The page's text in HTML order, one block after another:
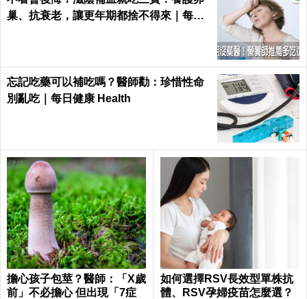
巢、抗衰老，讓更年期都捨不得來｜每日
忘記吃藥可以補吃嗎？醫師勸：珍惜性命
別亂吃｜每日健康 Health
擔心孩子包莖？醫師：「X歲
前」不必擔心 但出現「7症
如何選擇RSV長效型單株抗
體、RSV孕婦疫苗怎麼選？